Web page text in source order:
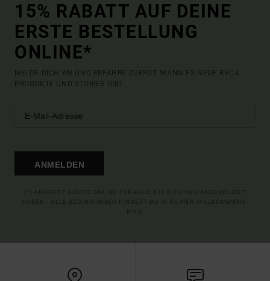
15% RABATT AUF DEINE
ERSTE BESTELLUNG
ONLINE*
MELDE DICH AN UND ERFAHRE ZUERST, WANN ES NEUE RVCA
PRODUKTE UND STORIES GIBT.
ANMELDEN